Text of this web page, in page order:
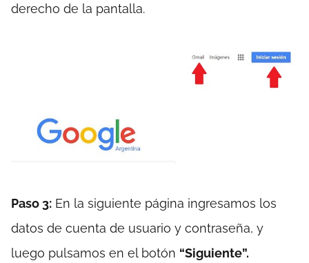
derecho de la pantalla.
Paso 3: En la siguiente página ingresamos los
datos de cuenta de usuario y contraseña, y
luego pulsamos en el botón “Siguiente”.